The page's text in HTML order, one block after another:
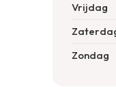
Vrijdag
Zondag